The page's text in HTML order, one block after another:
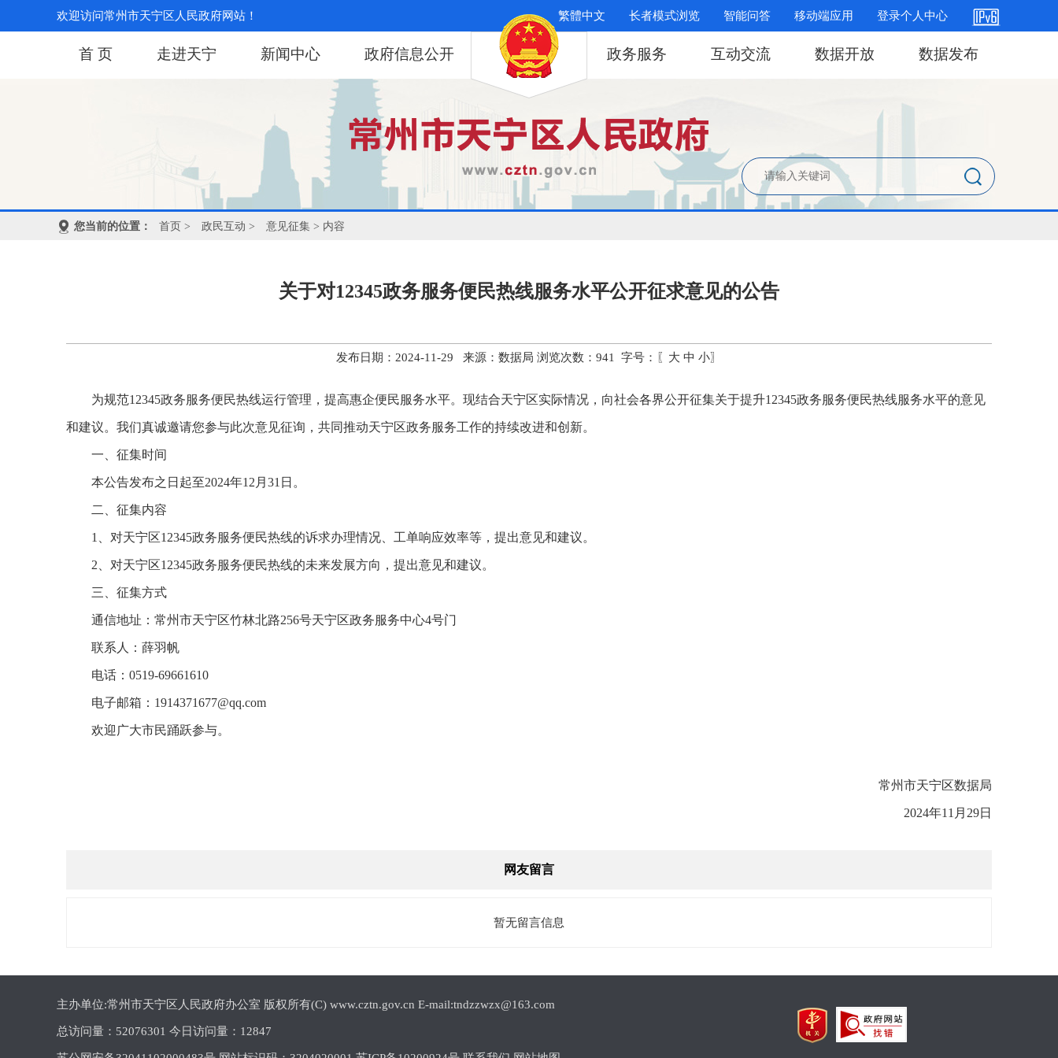
欢迎访问常州市天宁区人民政府网站！ 繁體中文 长者模式浏览 智能问答 移动端应用 登录个人中心
首 页 走进天宁 新闻中心 政府信息公开 政务服务 互动交流 数据开放 数据发布
您当前的位置： 首页 > 政民互动 > 意见征集 > 内容
关于对12345政务服务便民热线服务水平公开征求意见的公告
发布日期：2024-11-29 来源：数据局 浏览次数： 941 字号：〖 大 中 小〗
为规范12345政务服务便民热线运行管理，提高惠企便民服务水平。现结合天宁区实际情况，向社会各界公开征集关于提升12345政务服务便民热线服务水平的意见
和建议。我们真诚邀请您参与此次意见征询，共同推动天宁区政务服务工作的持续改进和创新。
一、征集时间
本公告发布之日起至2024年12月31日。
二、征集内容
1、对天宁区12345政务服务便民热线的诉求办理情况、工单响应效率等，提出意见和建议。
2、对天宁区12345政务服务便民热线的未来发展方向，提出意见和建议。
三、征集方式
通信地址：常州市天宁区竹林北路256号天宁区政务服务中心4号门
联系人：薛羽帆
电话：0519-69661610
电子邮箱：1914371677@qq.com
欢迎广大市民踊跃参与。
常州市天宁区数据局
2024年11月29日
网友留言
暂无留言信息
主办单位:常州市天宁区人民政府办公室 版权所有(C) www.cztn.gov.cn E-mail:tndzzwzx@163.com
总访问量： 52076301 今日访问量： 12847